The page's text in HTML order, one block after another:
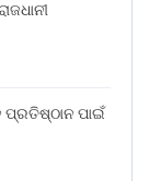
ପ୍ରତିଷ୍ଠାନ ପାଇଁ